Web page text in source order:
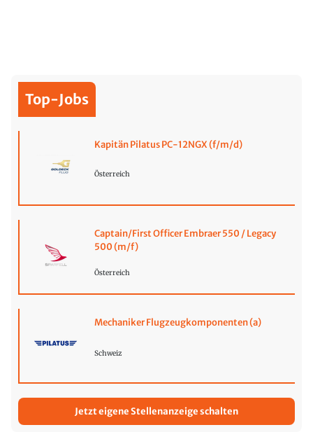
Top-Jobs
Kapitän Pilatus PC-12NGX (f/m/d)
Österreich
Captain/First Officer Embraer 550 / Legacy
500 (m/f)
Österreich
Mechaniker Flugzeugkomponenten (a)
Schweiz
Jetzt eigene Stellenanzeige schalten